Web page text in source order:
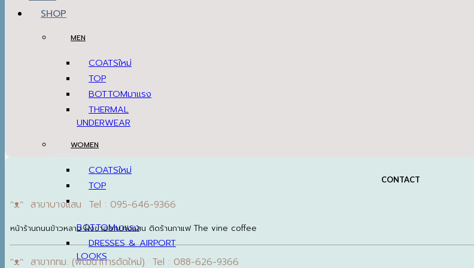
SHOP
MEN
COATS
TOP
BOTTOM
THERMAL
UNDERWEAR
WOMEN
COATS
TOP
BOTTOM
DRESSES & AIRPORT
LOOKS
CONTACT
ᵔᴥᵔ สาขาบางแสน Tel : 095-646-9366
หน้าร้านถนนข้าวหลาม ฝั่งขาออกบางแสน ติดร้านกาแฟ The vine coffee
ᵔᴥᵔ สาขากทม. (พัฒนาการตัดใหม่) Tel : 088-626-9366